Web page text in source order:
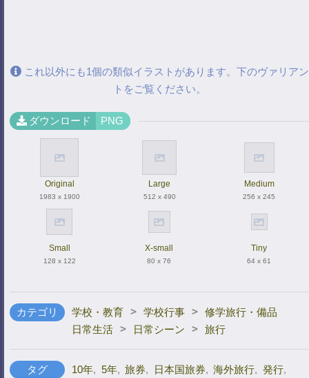
これ以外にも1個の類似イラストがあります。下のヴァリアン
トをご覧ください。
ダウンロード PNG
Original
1983 x 1900
Large
512 x 490
Medium
256 x 245
Small
128 x 122
X-small
80 x 76
Tiny
64 x 61
カテゴリ 学校・教育 > 学校行事 > 修学旅行・備品
日常生活 > 日常シーン > 旅行
タグ 10年, 5年, 旅券, 日本国旅券, 海外旅行, 発行,